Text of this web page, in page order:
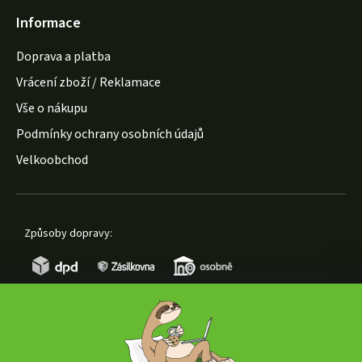
Informace
Doprava a platba
Vrácení zboží / Reklamace
Vše o nákupu
Podmínky ochrany osobních údajů
Velkoobchod
Způsoby dopravy: